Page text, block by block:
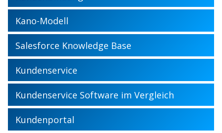
Kano-Modell
Salesforce Knowledge Base
Kundenservice
Kundenservice Software im Vergleich
Kundenportal